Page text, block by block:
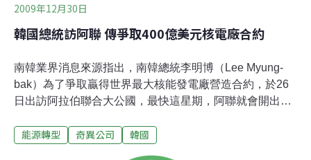
2009年12月30日
韓國總統訪阿聯 傳爭取400億美元核電廠合約
南韓業界消息來源指出，南韓總統李明博（Lee Myung-
bak）為了爭取贏得世界最大核能發電廠營造合約，於26
日出訪阿拉伯聯合大公國，最快這星期，阿聯就會開出這
約，除了韓國的集團企業（由電力公社（KEPCO）、現
能源轉型 奇異公司 韓國